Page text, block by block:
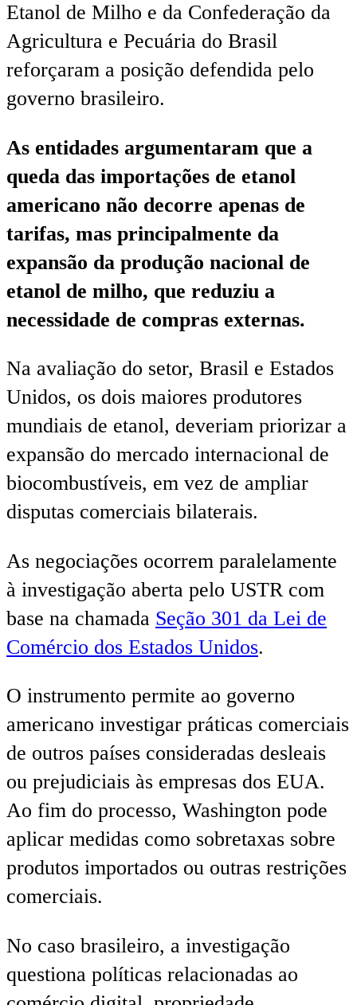
Etanol de Milho e da Confederação da
Agricultura e Pecuária do Brasil
reforçaram a posição defendida pelo
governo brasileiro.
As entidades argumentaram que a
queda das importações de etanol
americano não decorre apenas de
tarifas, mas principalmente da
expansão da produção nacional de
etanol de milho, que reduziu a
necessidade de compras externas.
Na avaliação do setor, Brasil e Estados
Unidos, os dois maiores produtores
mundiais de etanol, deveriam priorizar a
expansão do mercado internacional de
biocombustíveis, em vez de ampliar
disputas comerciais bilaterais.
As negociações ocorrem paralelamente
à investigação aberta pelo USTR com
base na chamada Seção 301 da Lei de
Comércio dos Estados Unidos.
O instrumento permite ao governo
americano investigar práticas comerciais
de outros países consideradas desleais
ou prejudiciais às empresas dos EUA.
Ao fim do processo, Washington pode
aplicar medidas como sobretaxas sobre
produtos importados ou outras restrições
comerciais.
No caso brasileiro, a investigação
questiona políticas relacionadas ao